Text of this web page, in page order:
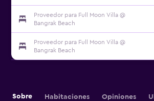
Proveedor para Full Moon Villa @
Bangrak Beach
Proveedor para Full Moon Villa @
Bangrak Beach
Sobre Habitaciones Opiniones